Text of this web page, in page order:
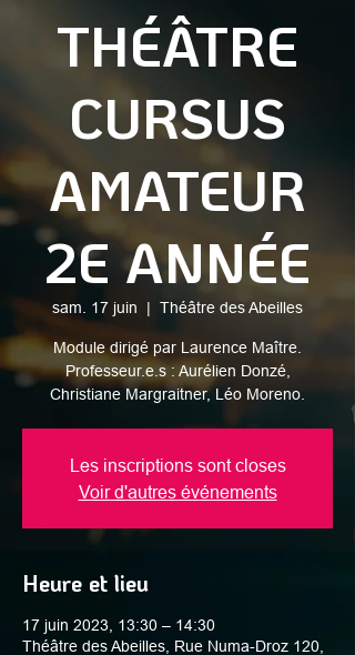
THÉÂTRE
CURSUS
AMATEUR
2E ANNÉE
sam. 17 juin
  |
Théâtre des Abeilles
Module dirigé par Laurence Maître.
Professeur.e.s : Aurélien Donzé,
Christiane Margraitner, Léo Moreno.
Les inscriptions sont closes
Voir d'autres événements
Heure et lieu
17 juin 2023, 13:30 – 14:30
Théâtre des Abeilles, Rue Numa-Droz 120,